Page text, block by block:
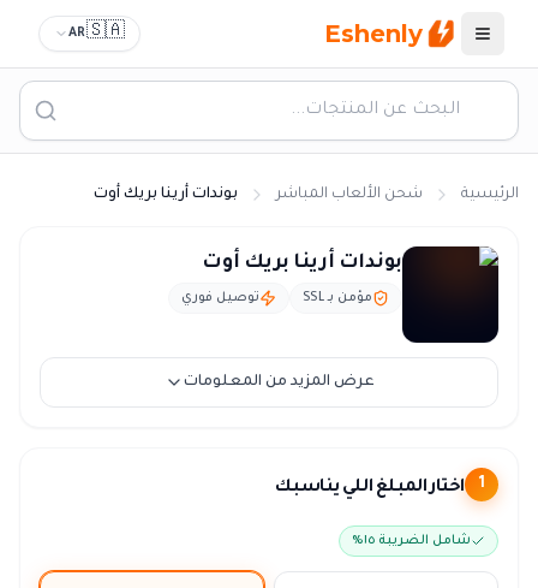
القائمة Eshenly
🇸🇦
AR
الرئيسية شحن الألعاب المباشر بوندات أرينا بريك أوت
شحن ارينا بريك اوت السعودية - بوندات Arena Breakout بالريال
بوندات أرينا بريك أوت
مؤمن بـ SSL توصيل فوري
عرض المزيد من المعلومات
1 اختار المبلغ اللي يناسبك
شامل الضريبة ١٥٪